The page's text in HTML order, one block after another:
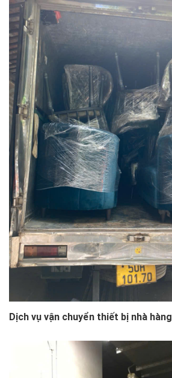
Dịch vụ vận chuyển thiết bị nhà hàng